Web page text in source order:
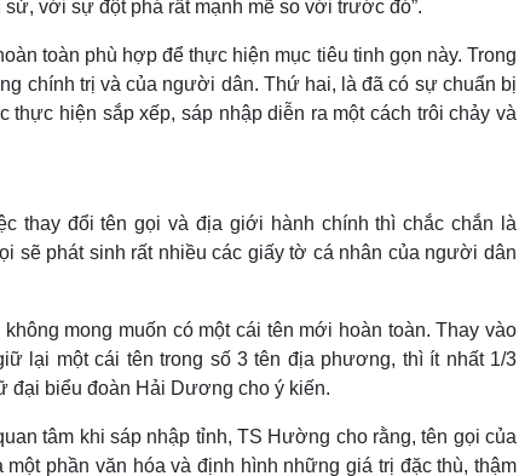
với sự đột phá rất mạnh mẽ so với trước đó”.
toàn phù hợp để thực hiện mục tiêu tinh gọn này. Trong
chính trị và của người dân. Thứ hai, là đã có sự chuẩn bị
hiện sắp xếp, sáp nhập diễn ra một cách trôi chảy và
thay đổi tên gọi và địa giới hành chính thì chắc chắn là
sẽ phát sinh rất nhiều các giấy tờ cá nhân của người dân
mong muốn có một cái tên mới hoàn toàn. Thay vào
lại một cái tên trong số 3 tên địa phương, thì ít nhất 1/3
đại biểu đoàn Hải Dương cho ý kiến.
tâm khi sáp nhập tỉnh, TS Hường cho rằng, tên gọi của
phần văn hóa và định hình những giá trị đặc thù, thậm